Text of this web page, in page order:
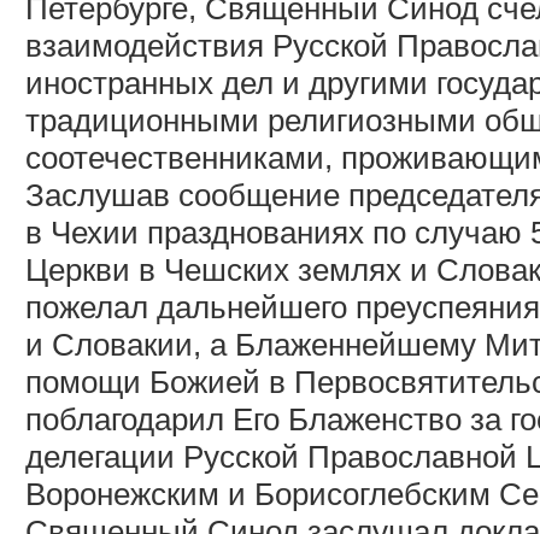
Петербурге, Священный Синод
взаимодействия Русской
иностранных дел и другими
традиционными религиозными
соотечественниками,
Заслушав сообщение
в Чехии празднованиях по
Церкви в Чешских землях и
пожелал дальнейшего
и Словакии, а Блаженнейшему
помощи Божией в
поблагодарил Его Блаженство за
делегации Русской Православной
Воронежским и Борисоглебским